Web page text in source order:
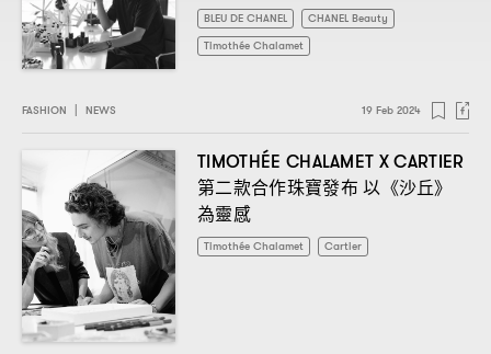
BLEU DE CHANEL
CHANEL Beauty
Timothée Chalamet
FASHION NEWS 19 Feb 2024
TIMOTHÉE CHALAMET X CARTIER
第二款合作珠寶發布 以《沙丘》
為靈感
Timothée Chalamet Cartier